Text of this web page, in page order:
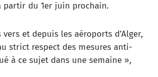
partir du 1er juin prochain.
et depuis les aéroports d’Alger,
strict respect des mesures anti-
à ce sujet dans une semaine »,